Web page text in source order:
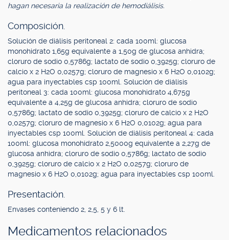
hagan necesaria la realización de hemodiálisis.
Composición.
Solución de diálisis peritoneal 2: cada 100ml: glucosa
monohidrato 1,65g equivalente a 1,50g de glucosa anhidra;
cloruro de sodio 0,5786g; lactato de sodio 0,3925g; cloruro de
calcio x 2 H2O 0,0257g; cloruro de magnesio x 6 H2O 0,0102g;
agua para inyectables csp 100ml. Solución de diálisis
peritoneal 3: cada 100ml: glucosa monohidrato 4,675g
equivalente a 4,25g de glucosa anhidra; cloruro de sodio
0,5786g; lactato de sodio 0,3925g; cloruro de calcio x 2 H2O
0,0257g; cloruro de magnesio x 6 H2O 0,0102g; agua para
inyectables csp 100ml. Solución de diálisis peritoneal 4: cada
100ml: glucosa monohidrato 2,5000g equivalente a 2,27g de
glucosa anhidra; cloruro de sodio 0,5786g; lactato de sodio
0,3925g; cloruro de calcio x 2 H2O 0,0257g; cloruro de
magnesio x 6 H2O 0,0102g; agua para inyectables csp 100ml.
Presentación.
Envases conteniendo 2, 2,5, 5 y 6 lt.
Medicamentos relacionados